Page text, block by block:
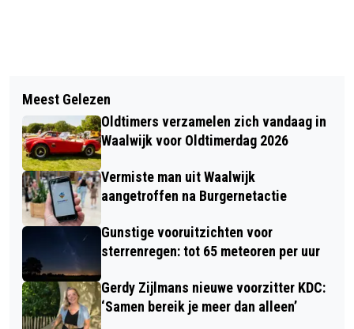
EFTELING- EN ANTON PIECK
VERZAMELBEURS
FATBIKE BESTUURDER REED IN
TEGENGESTELDE RICHTING EN
BOTSTE TEGEN EEN AUTO (UPDATE)
Meest Gelezen
Oldtimers verzamelen zich vandaag in
Waalwijk voor Oldtimerdag 2026
Vermiste man uit Waalwijk
aangetroffen na Burgernetactie
Gunstige vooruitzichten voor
sterrenregen: tot 65 meteoren per uur
Gerdy Zijlmans nieuwe voorzitter KDC:
‘Samen bereik je meer dan alleen’